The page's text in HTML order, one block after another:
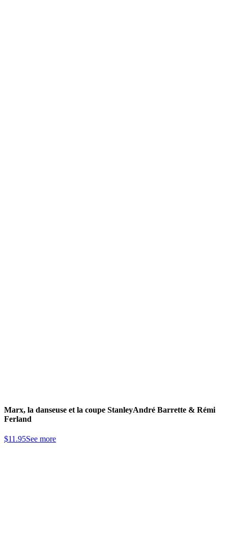
Marx, la danseuse et la coupe StanleyAndré Barrette & Rémi
Ferland
$11.95See more